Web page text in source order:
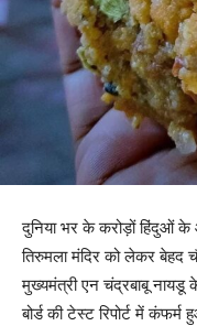
दुनिया भर के करोड़ों हिंदुओं
तिरुमला मंदिर को लेकर बेहद
मुख्यमंत्री एन चंद्रबाबू
बोर्ड की टेस्ट रिपोर्ट में